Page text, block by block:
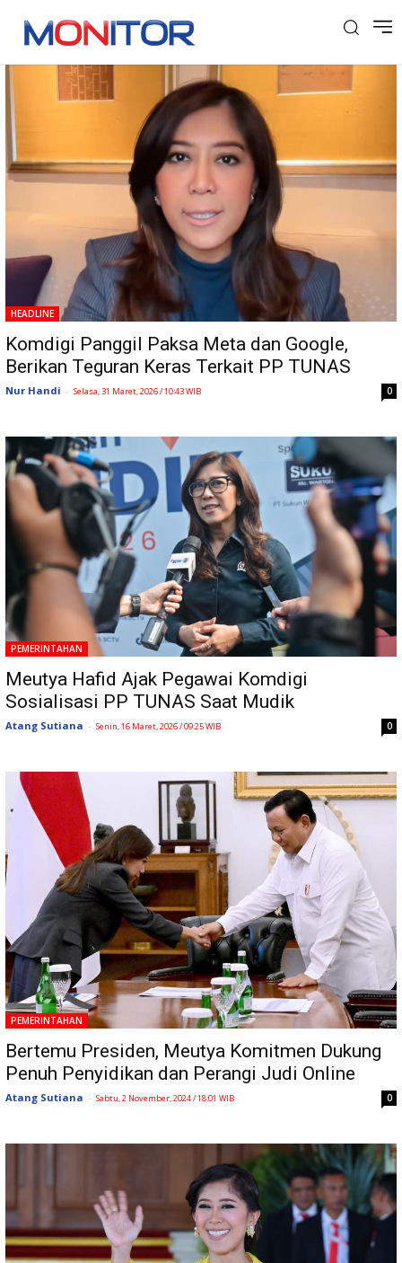
Tag: Meutya hafid
HEADLINE
Komdigi Panggil Paksa Meta dan Google,
Berikan Teguran Keras Terkait PP TUNAS
Nur Handi - Selasa, 31 Maret, 2026 / 10:43 WIB 0
PEMERINTAHAN
Meutya Hafid Ajak Pegawai Komdigi
Sosialisasi PP TUNAS Saat Mudik
Atang Sutiana - Senin, 16 Maret, 2026 / 09:25 WIB 0
PEMERINTAHAN
Bertemu Presiden, Meutya Komitmen Dukung
Penuh Penyidikan dan Perangi Judi Online
Atang Sutiana - Sabtu, 2 November, 2024 / 18:01 WIB 0